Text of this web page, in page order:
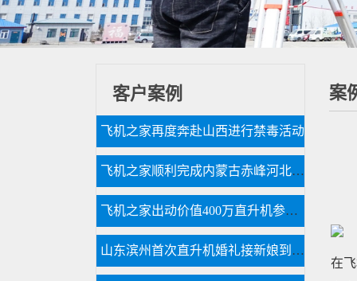
案
在
客户案例
飞机之家再度奔赴山西进行禁毒活动
飞机之家顺利完成内蒙古赤峰河北承德航空测绘
飞机之家出动价值400万直升机参加济南静展
山东滨州首次直升机婚礼接新娘到淄博中式直升机婚礼亮相